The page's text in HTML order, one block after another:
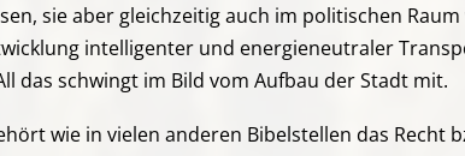
sie aber gleichzeitig auch im politischen
intelligenter und energieneutraler
das schwingt im Bild vom Aufbau der Stadt mit.
wie in vielen anderen Bibelstellen das Recht